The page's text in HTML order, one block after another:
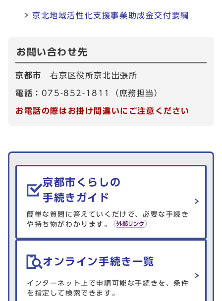
京北地域活性化支援事業助成金交付要綱
お問い合わせ先
京都市右京区役所京北出張所
電話： 075-852-1811（庶務担当）
お電話の際はお掛け間違いにご注意ください
生活情報を探す
京都市くらしの
手続きガイド
簡単な質問に答えていくだけで、必要な手続き
や持ち物がわかります。
オンライン手続き一覧
インターネット上で申請可能な手続きを、条件
を指定して検索できます。